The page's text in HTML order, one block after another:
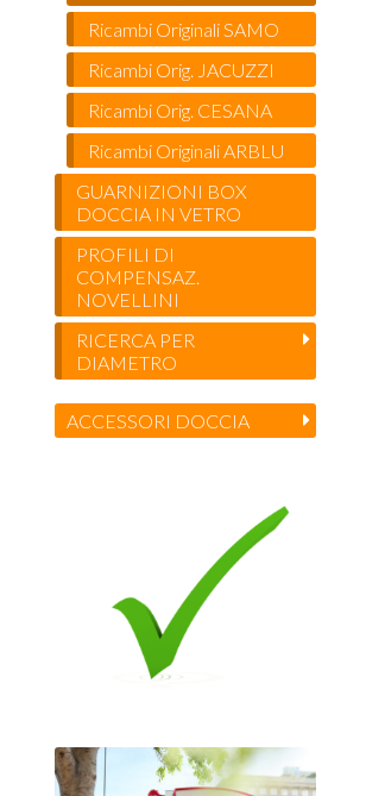
Ricambi Originali SAMO
Ricambi Orig. JACUZZI
Ricambi Orig. CESANA
Ricambi Originali ARBLU
GUARNIZIONI BOX
DOCCIA IN VETRO
PROFILI DI
COMPENSAZ.
NOVELLINI
RICERCA PER
DIAMETRO
ACCESSORI DOCCIA